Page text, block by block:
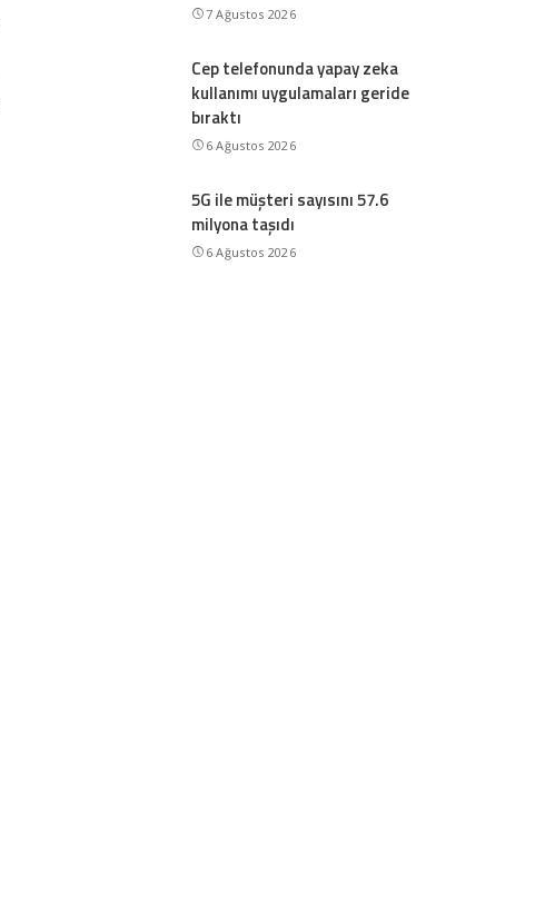
7 Ağustos 2026
Cep telefonunda yapay zeka
kullanımı uygulamaları geride
bıraktı
6 Ağustos 2026
5G ile müşteri sayısını 57.6
milyona taşıdı
6 Ağustos 2026